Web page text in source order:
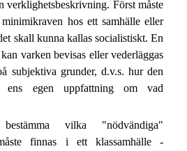
verklighetsbeskrivning. Först måste
hos ett samhälle eller
skall kunna kallas socialistiskt. En
varken bevisas eller vederläggas
subjektiva grunder, d.v.s. hur den
ens egen uppfattning om vad
vilka "nödvändiga"
finnas i ett klassamhälle -